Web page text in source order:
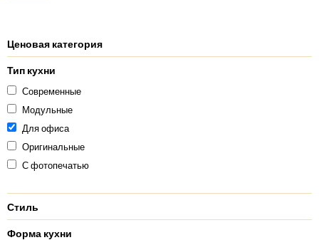
Ценовая категория
Тип кухни
Современные
Модульные
Для офиса
Оригинальные
С фотопечатью
Стиль
Форма кухни